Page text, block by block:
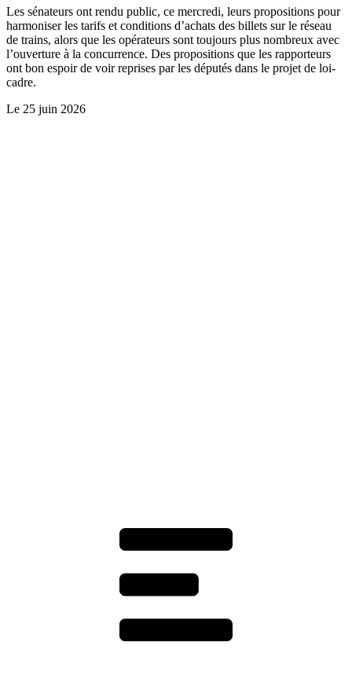
Les sénateurs ont rendu public, ce mercredi, leurs propositions pour
harmoniser les tarifs et conditions d’achats des billets sur le réseau
de trains, alors que les opérateurs sont toujours plus nombreux avec
l’ouverture à la concurrence. Des propositions que les rapporteurs
ont bon espoir de voir reprises par les députés dans le projet de loi-
cadre.
Le 25 juin 2026